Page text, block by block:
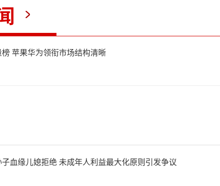
苹果华为领衔市场结构清晰
血缘儿媳拒绝 未成年人利益最大化原则引发争议